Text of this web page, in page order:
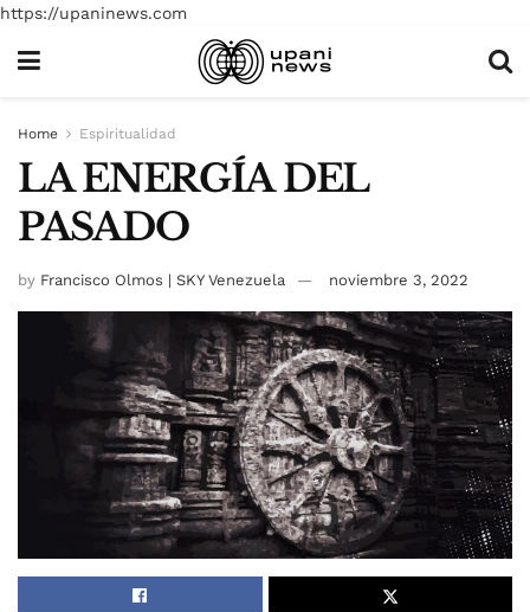
https://upaninews.com
Home Espiritualidad
LA ENERGÍA DEL
PASADO
by Francisco Olmos | SKY Venezuela noviembre 3, 2022